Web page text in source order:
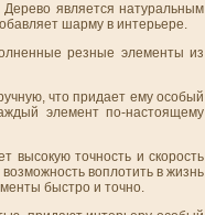
является натуральным
шарму в интерьере.
резные элементы из
что придает ему особый
элемент по-настоящему
высокую точность и скорость
воплотить в жизнь
быстро и точно.